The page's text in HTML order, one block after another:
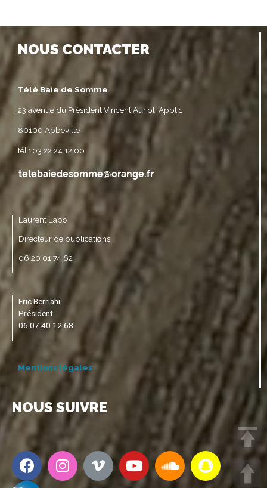
NOUS CONTACTER
Télé Baie de Somme
23 avenue du Président Vincent Auriol, Appt 1
80100 Abbeville
tél : 03 22 24 12 00
Laurent Lapo
Directeur de publications
06 20 01 74 62
Eric Berriahi
Président
06 07 40 12 68
Mentions légales
NOUS SUIVRE